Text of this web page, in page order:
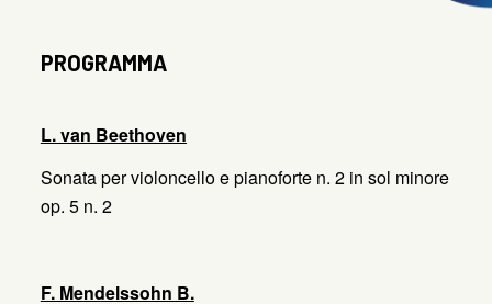
PROGRAMMA
L. van Beethoven
Sonata per violoncello e pianoforte n. 2 in sol minore
op. 5 n. 2
F. Mendelssohn B.